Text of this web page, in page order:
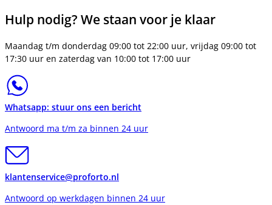
Hulp nodig? We staan voor je klaar
Maandag t/m donderdag 09:00 tot 22:00 uur, vrijdag 09:00 tot
17:30 uur en zaterdag van 10:00 tot 17:00 uur
Whatsapp: stuur ons een bericht
Antwoord ma t/m za binnen 24 uur
klantenservice@proforto.nl
Antwoord op werkdagen binnen 24 uur